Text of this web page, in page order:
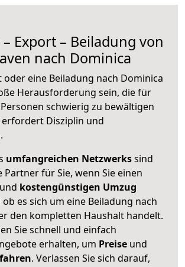
Export – Beiladung von
nach Dominica
oder eine Beiladung nach Dominica
Herausforderung sein, die für
schwierig zu bewältigen
erfordert Disziplin und
umfangreichen Netzwerkssind
Partner für Sie, wenn Sie einen
und kostengünstigen Umzug
ob es sich um eine Beiladung nach
den kompletten Haushalt handelt.
Sie schnell und einfach
erhalten, um Preise und
. Verlassen Sie sich darauf,